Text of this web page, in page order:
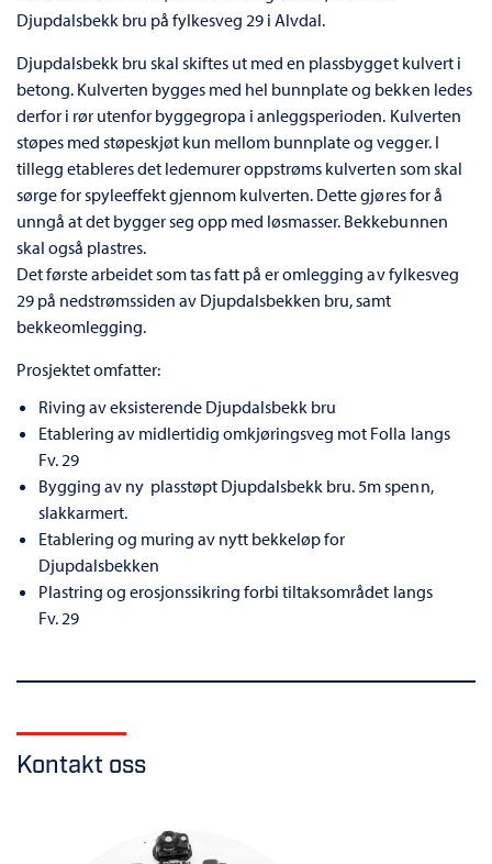
Djupdalsbekk bru på fylkesveg 29 i Alvdal.
Djupdalsbekk bru skal skiftes ut med en plassbygget kulvert i
betong. Kulverten bygges med hel bunnplate og bekken ledes
derfor i rør utenfor byggegropa i anleggsperioden. Kulverten
støpes med støpeskjøt kun mellom bunnplate og vegger. I
tillegg etableres det ledemurer oppstrøms kulverten som skal
sørge for spyleeffekt gjennom kulverten. Dette gjøres for å
unngå at det bygger seg opp med løsmasser. Bekkebunnen
skal også plastres.
Det første arbeidet som tas fatt på er omlegging av fylkesveg
29 på nedstrømssiden av Djupdalsbekken bru, samt
bekkeomlegging.
Prosjektet omfatter:
Riving av eksisterende Djupdalsbekk bru
Etablering av midlertidig omkjøringsveg mot Folla langs
Fv. 29
Bygging av ny plasstøpt Djupdalsbekk bru. 5m spenn,
slakkarmert.
Etablering og muring av nytt bekkeløp for
Djupdalsbekken
Plastring og erosjonssikring forbi tiltaksområdet langs
Fv. 29
Kontakt oss